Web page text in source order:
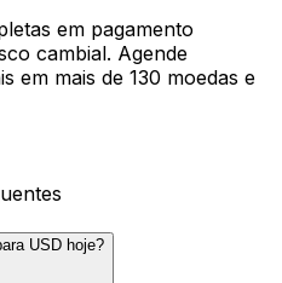
em pagamento
cambial. Agende
em mais de 130 moedas e
USD hoje?